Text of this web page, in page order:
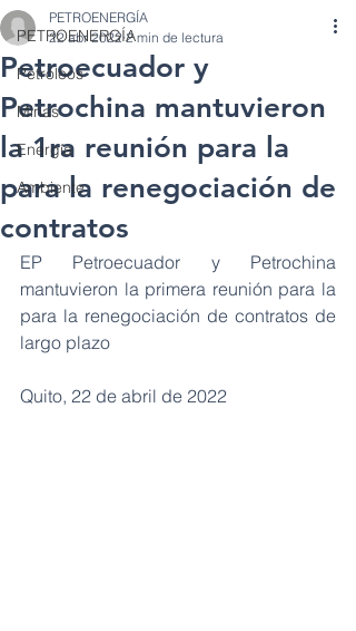
PETROENERGÍA
Petróleos
Minas
Energía
Ambiente
Petroecuador y
Petrochina mantuvieron
la 1ra reunión para la
para la renegociación de
contratos
PETROENERGÍA
22 abr 2022 2 min de lectura
EP Petroecuador y Petrochina
mantuvieron la primera reunión para la
para la renegociación de contratos de
largo plazo
Quito, 22 de abril de 2022